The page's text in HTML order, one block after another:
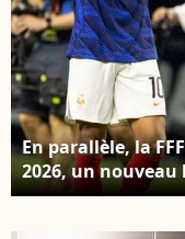
En parallèle, la
2026, un nouveau
Mbappe